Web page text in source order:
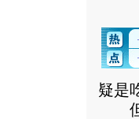
疑是
但